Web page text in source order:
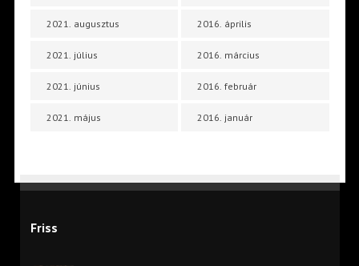
2021. augusztus
2021. július
2021. június
2021. május
2016. április
2016. március
2016. február
2016. január
Friss